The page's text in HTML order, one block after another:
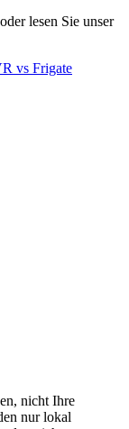
oder lesen Sie unser
vs Frigate
nicht Ihre
nur lokal